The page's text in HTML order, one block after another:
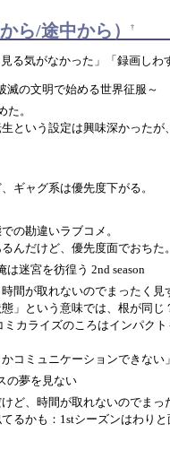
ら/途中から） †
る気がなかった」「録画しわ
滅の文明で始める世界征服～
。
という設定は興味深かった
ギャグ系は優先度下がる。
の勘違いラブコメ。
んだけど、優先度面でおちた。
迷宮を彷徨う 2nd season
間が取れないのでまったく見
」という意味では、根が同じ
ミカライズのころはインパク
コミュニケーションできな
の夢を見ない
ど、時間が取れないのでまっ
るかも：1stシーズンはわり